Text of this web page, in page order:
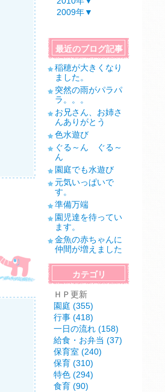
2009年▼
最近のブログ記事
稲穂が大きくなり
ました。
突然の雨がパラパ
ラ。。。
お兄さん、お姉さ
んありがとう
色水遊び
ぐる～ん ぐる～
ん
園庭でも水遊び
元気いっぱいで
す。
準備万端
園児達を待ってい
ます。
金魚の赤ちゃんに
仲間が増えました
カテゴリ
ＨＰ更新
園庭 (355)
行事 (418)
一日の流れ (158)
給食・お弁当 (37)
保育室 (240)
保育 (310)
特色 (294)
食育 (90)